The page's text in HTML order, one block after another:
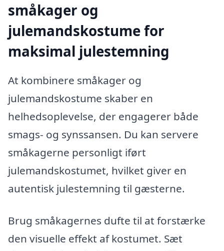
småkager og
julemandskostume for
maksimal julestemning
At kombinere småkager og
julemandskostume skaber en
helhedsoplevelse, der engagerer både
smags- og synssansen. Du kan servere
småkagerne personligt iført
julemandskostumet, hvilket giver en
autentisk julestemning til gæsterne.
Brug småkagernes dufte til at forstærke
den visuelle effekt af kostumet. Sæt